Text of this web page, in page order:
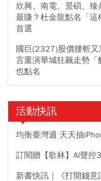
欣興、南電、景碩、臻
最賺？杜金龍點名「
首選
國巨(2327)股價腰斬
言重演華城狂飆走勢
也點名
活動快訊
均衡臺灣週 天天抽
訂閱贈【歌林】AI聲控
新書快訊｜《打開錢